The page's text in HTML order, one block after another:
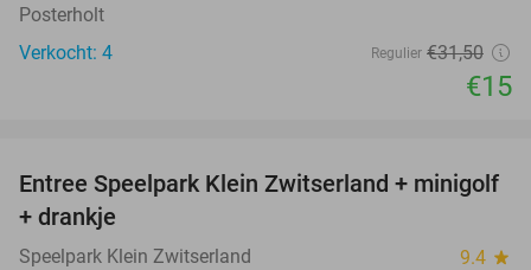
Posterholt
Verkocht: 4
Regulier €31,50
€15
38%
Entree Speelpark Klein Zwitserland + minigolf
+ drankje
Speelpark Klein Zwitserland 9.4 star